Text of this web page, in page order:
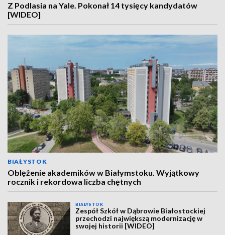
Z Podlasia na Yale. Pokonał 14 tysięcy kandydatów
[WIDEO]
BIAŁYSTOK
Oblężenie akademików w Białymstoku. Wyjątkowy
rocznik i rekordowa liczba chętnych
BIAŁYSTOK
Zespół Szkół w Dąbrowie Białostockiej
przechodzi największą modernizację w
swojej historii [WIDEO]